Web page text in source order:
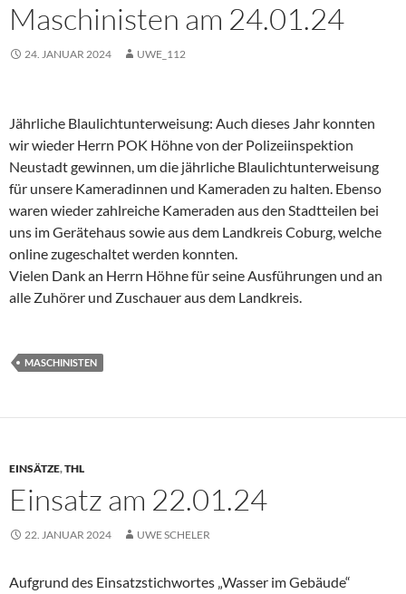
Maschinisten am 24.01.24
24. JANUAR 2024 UWE_112
Jährliche Blaulichtunterweisung: Auch dieses Jahr konnten
wir wieder Herrn POK Höhne von der Polizeiinspektion
Neustadt gewinnen, um die jährliche Blaulichtunterweisung
für unsere Kameradinnen und Kameraden zu halten. Ebenso
waren wieder zahlreiche Kameraden aus den Stadtteilen bei
uns im Gerätehaus sowie aus dem Landkreis Coburg, welche
online zugeschaltet werden konnten.
Vielen Dank an Herrn Höhne für seine Ausführungen und an
alle Zuhörer und Zuschauer aus dem Landkreis.
MASCHINISTEN
EINSÄTZE,THL
Einsatz am 22.01.24
22. JANUAR 2024 UWE SCHELER
Aufgrund des Einsatzstichwortes „Wasser im Gebäude“